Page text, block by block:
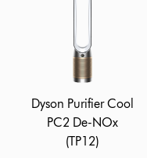
Dyson Purifier Cool
PC2 De-NOx
(TP12)